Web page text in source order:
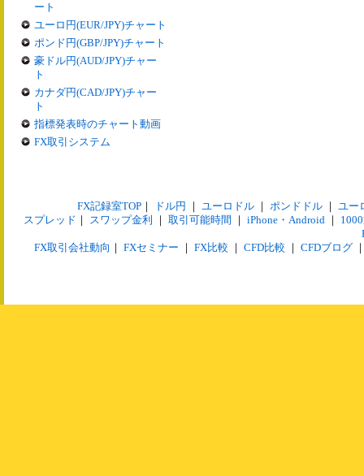
ート
ユーロ円(EUR/JPY)チャート
ポンド円(GBP/JPY)チャート
豪ドル円(AUD/JPY)チャー
ト
カナダ円(CAD/JPY)チャー
ト
指標発表時のチャート動画
FX取引システム
FX記録室TOP｜ ドル円 ｜ ユーロドル｜ ポンドドル｜ ユー
スプレッド ｜ スワップ金利 ｜ 取引可能時間 ｜ iPhone・Android ｜
FX取引会社動向 ｜ FXセミナー ｜ FX比較 ｜ CFD比較 ｜ CFDブログ